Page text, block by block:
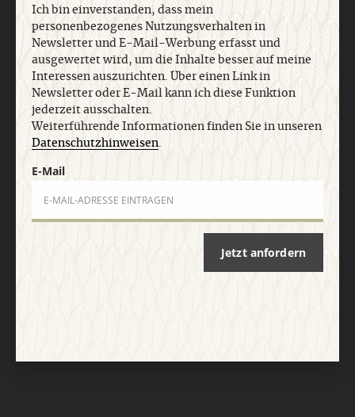
Ich bin einverstanden, dass mein
personenbezogenes Nutzungsverhalten in
Newsletter und E-Mail-Werbung erfasst und
ausgewertet wird, um die Inhalte besser auf meine
Interessen auszurichten. Über einen Link in
Newsletter oder E-Mail kann ich diese Funktion
jederzeit ausschalten.
Weiterführende Informationen finden Sie in unseren
Datenschutzhinweisen.
E-Mail
Jetzt anfordern